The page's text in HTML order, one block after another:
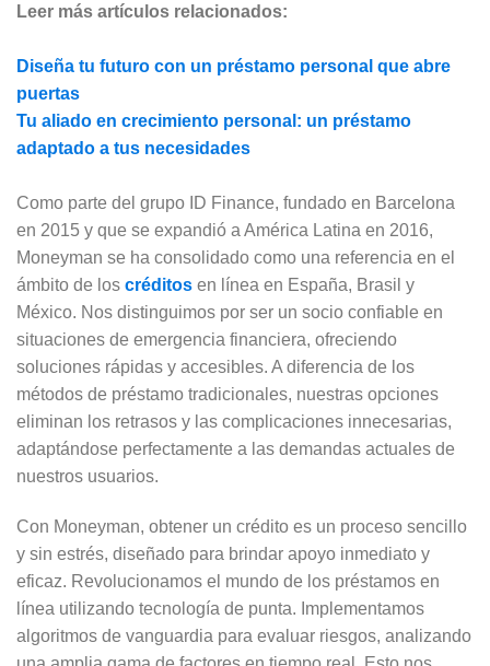
Leer más artículos relacionados:
Diseña tu futuro con un préstamo personal que abre
puertas
Tu aliado en crecimiento personal: un préstamo
adaptado a tus necesidades
Como parte del grupo ID Finance, fundado en Barcelona
en 2015 y que se expandió a América Latina en 2016,
Moneyman se ha consolidado como una referencia en el
ámbito de los créditos en línea en España, Brasil y
México. Nos distinguimos por ser un socio confiable en
situaciones de emergencia financiera, ofreciendo
soluciones rápidas y accesibles. A diferencia de los
métodos de préstamo tradicionales, nuestras opciones
eliminan los retrasos y las complicaciones innecesarias,
adaptándose perfectamente a las demandas actuales de
nuestros usuarios.
Con Moneyman, obtener un crédito es un proceso sencillo
y sin estrés, diseñado para brindar apoyo inmediato y
eficaz. Revolucionamos el mundo de los préstamos en
línea utilizando tecnología de punta. Implementamos
algoritmos de vanguardia para evaluar riesgos, analizando